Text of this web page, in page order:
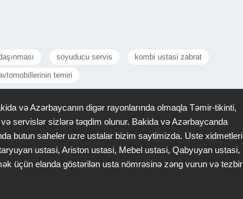
soyuducu servis kombi ustasi zabrat
temiri
və Azərbaycanın digər rayonlarında olmaqla Təmir-tikinti,
servislər sizlərə təqdim olunur. Bakida və Azərbaycanda
butun saheler uzre ustalar bizim saytimizda. Uste xidmetleri
ustasi, Ariston ustasi, Mebel ustasi, Qabyuyan ustasi,
üçün elanda göstərilən usta nömrəsinə zəng vurun və tezbir